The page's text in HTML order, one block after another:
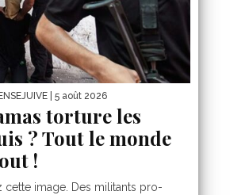
| 5 août 2026
torture les
? Tout le monde
!
cette image. Des militants pro-